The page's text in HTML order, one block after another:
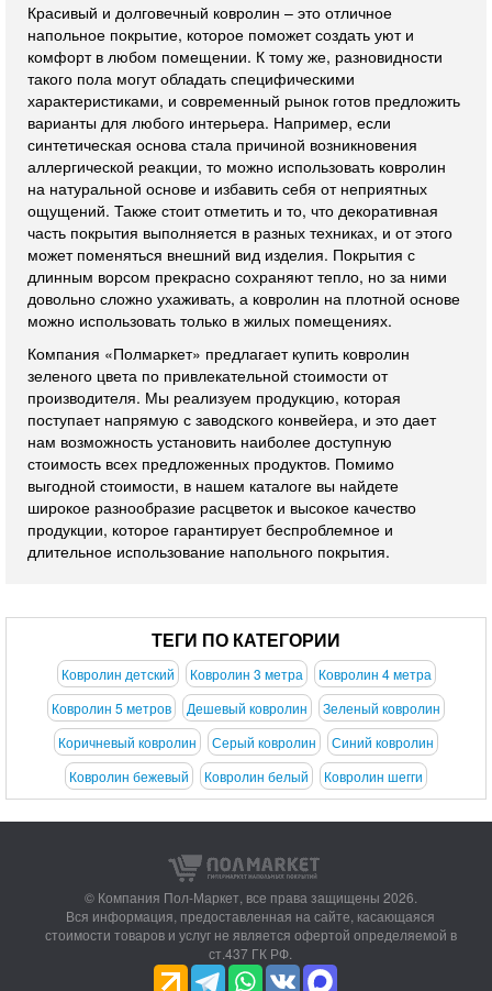
Красивый и долговечный ковролин – это отличное
напольное покрытие, которое поможет создать уют и
комфорт в любом помещении. К тому же, разновидности
такого пола могут обладать специфическими
характеристиками, и современный рынок готов предложить
варианты для любого интерьера. Например, если
синтетическая основа стала причиной возникновения
аллергической реакции, то можно использовать ковролин
на натуральной основе и избавить себя от неприятных
ощущений. Также стоит отметить и то, что декоративная
часть покрытия выполняется в разных техниках, и от этого
может поменяться внешний вид изделия. Покрытия с
длинным ворсом прекрасно сохраняют тепло, но за ними
довольно сложно ухаживать, а ковролин на плотной основе
можно использовать только в жилых помещениях.
Компания «Полмаркет» предлагает купить ковролин
зеленого цвета по привлекательной стоимости от
производителя. Мы реализуем продукцию, которая
поступает напрямую с заводского конвейера, и это дает
нам возможность установить наиболее доступную
стоимость всех предложенных продуктов. Помимо
выгодной стоимости, в нашем каталоге вы найдете
широкое разнообразие расцветок и высокое качество
продукции, которое гарантирует беспроблемное и
длительное использование напольного покрытия.
ТЕГИ ПО КАТЕГОРИИ
Ковролин детский Ковролин 3 метра
Ковролин 4 метра
Ковролин 5 метров
Дешевый ковролин
Зеленый ковролин
Коричневый ковролин
Серый ковролин
Синий ковролин
Ковролин бежевый
Ковролин белый Ковролин шегги
© Компания Пол-Маркет, все права защищены 2026.
Вся информация, предоставленная на сайте, касающаяся
стоимости товаров и услуг не является офертой определяемой в
ст.437 ГК РФ.